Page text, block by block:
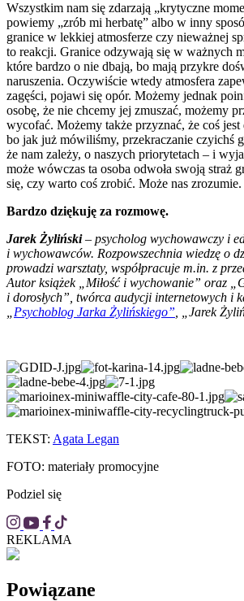
Wszystkim nam się zdarzają „krytyczne
powiemy „zrób mi herbatę” albo w inny
granice w lekkiej atmosferze czy nieważnej
to reakcji. Granice odzywają się w ważnych
które bardzo o nie dbają, bo mają przykre
naruszenia. Oczywiście wtedy atmosfera
zagęści, pojawi się opór. Możemy jednak
osobę, że nie chcemy jej zmuszać, możemy
wycofać. Możemy także przyznać, że coś jest
bo jak już mówiliśmy, przekraczanie czyichś
że nam zależy, o naszych priorytetach – i
może wówczas ta osoba odwoła swoją straż
się, czy warto coś zrobić. Może nas zrozumie.
Bardzo dziękuję za rozmowę.
Jarek Żyliński– psycholog wychowawczy i
i wychowawców. Rozpowszechnia wiedzę o
prowadzi warsztaty, współpracuje m.in. z
Autor książek „Miłość i wychowanie” oraz
i dorosłych”, twórca audycji internetowych i
Psychoblog Jarka Żylińskiego” , „Jarek
TEKST: Agata Legan
FOTO: materiały promocyjne
Podziel się
REKLAMA
Powiązane